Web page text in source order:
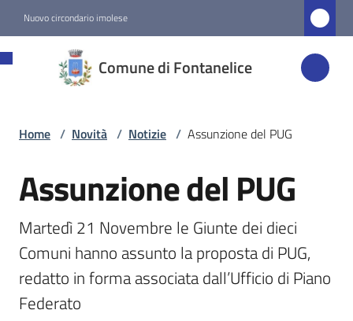
Nuovo circondario imolese
Comune di Fontanelice
Fontanelice
Amministrazione
Novità
Menu selezionato
Servizi
Vivere
Fontanelice
Home / Novità / Notizie / Assunzione del PUG
Salta al contenuto
Assunzione del PUG
Martedì 21 Novembre le Giunte dei dieci
Comuni hanno assunto la proposta di PUG,
redatto in forma associata dall’Ufficio di Piano
Federato